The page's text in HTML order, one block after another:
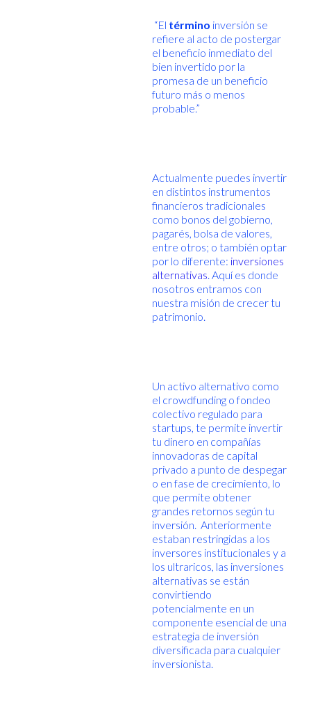
“El término inversión se
refiere al acto de postergar
el beneficio inmediato del
bien invertido por la
promesa de un beneficio
futuro más o menos
probable.”
Actualmente puedes invertir
en distintos instrumentos
financieros tradicionales
como bonos del gobierno,
pagarés, bolsa de valores,
entre otros; o también optar
por lo diferente: inversiones
alternativas . Aquí es donde
nosotros entramos con
nuestra misión de crecer tu
patrimonio.
Un activo alternativo como
el crowdfunding o fondeo
colectivo regulado para
startups, te permite invertir
tu dinero en compañías
innovadoras de capital
privado a punto de despegar
o en fase de crecimiento, lo
que permite obtener
grandes retornos según tu
inversión. Anteriormente
estaban restringidas a los
inversores institucionales y a
los ultraricos, las inversiones
alternativas se están
convirtiendo
potencialmente en un
componente esencial de una
estrategia de inversión
diversificada para cualquier
inversionista.